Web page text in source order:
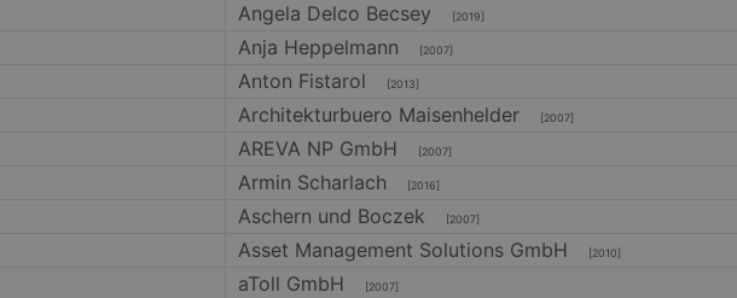
Angela Delco Becsey [2019]
Anja Heppelmann [2007]
Anton Fistarol [2013]
Architekturbuero Maisenhelder [2007]
AREVA NP GmbH [2007]
Armin Scharlach [2016]
Aschern und Boczek [2007]
Asset Management Solutions GmbH [2010]
aToll GmbH [2007]